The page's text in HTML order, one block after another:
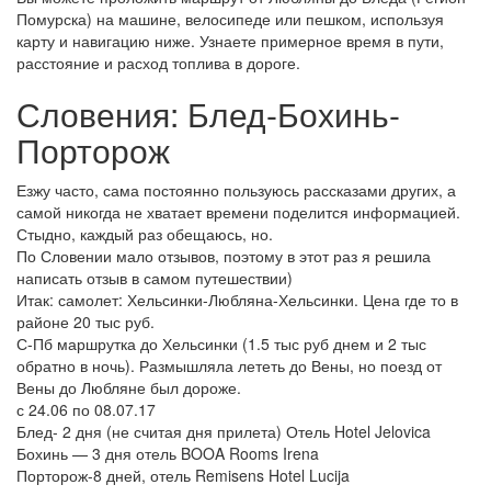
Помурска) на машине, велосипеде или пешком, используя
карту и навигацию ниже. Узнаете примерное время в пути,
расстояние и расход топлива в дороге.
Словения: Блед-Бохинь-
Порторож
Езжу часто, сама постоянно пользуюсь рассказами других, а
самой никогда не хватает времени поделится информацией.
Стыдно, каждый раз обещаюсь, но.
По Словении мало отзывов, поэтому в этот раз я решила
написать отзыв в самом путешествии)
Итак: самолет: Хельсинки-Любляна-Хельсинки. Цена где то в
районе 20 тыс руб.
С-Пб маршрутка до Хельсинки (1.5 тыс руб днем и 2 тыс
обратно в ночь). Размышляла лететь до Вены, но поезд от
Вены до Любляне был дороже.
с 24.06 по 08.07.17
Блед- 2 дня (не считая дня прилета) Отель Hotel Jelovica
Бохинь — 3 дня отель BOOA Rooms Irena
Порторож-8 дней, отель Remisens Hotel Lucija